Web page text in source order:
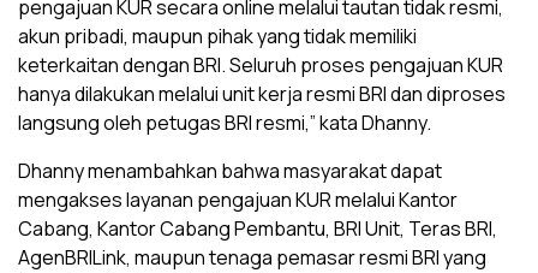
pengajuan KUR secara online melalui tautan tidak resmi,
akun pribadi, maupun pihak yang tidak memiliki
keterkaitan dengan BRI. Seluruh proses pengajuan KUR
hanya dilakukan melalui unit kerja resmi BRI dan diproses
langsung oleh petugas BRI resmi,” kata Dhanny.
‎Dhanny menambahkan bahwa masyarakat dapat
mengakses layanan pengajuan KUR melalui Kantor
Cabang, Kantor Cabang Pembantu, BRI Unit, Teras BRI,
AgenBRILink, maupun tenaga pemasar resmi BRI yang